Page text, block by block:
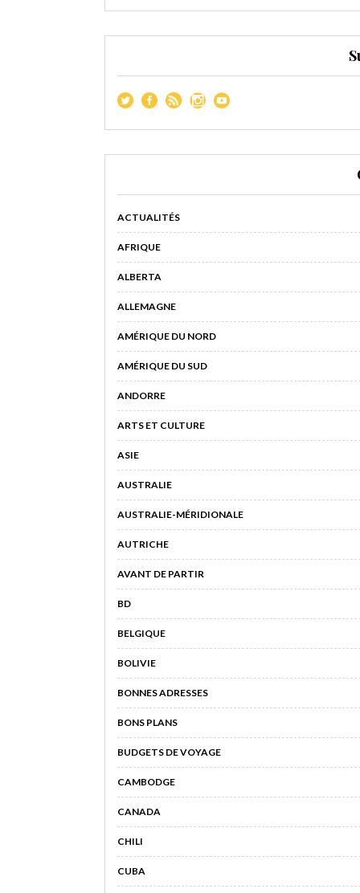
ACTUALITÉS
AFRIQUE
ALBERTA
ALLEMAGNE
AMÉRIQUE DU NORD
AMÉRIQUE DU SUD
ANDORRE
ARTS ET CULTURE
ASIE
AUSTRALIE
AUSTRALIE-MÉRIDIONALE
AUTRICHE
AVANT DE PARTIR
BD
BELGIQUE
BOLIVIE
BONNES ADRESSES
BONS PLANS
BUDGETS DE VOYAGE
CAMBODGE
CANADA
CHILI
CUBA